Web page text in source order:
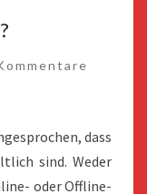
dass
sind. Weder
oder Offline-